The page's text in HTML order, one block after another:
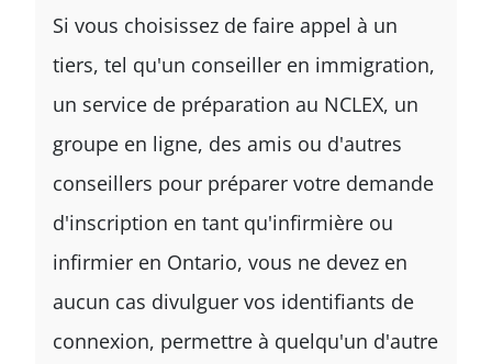
Si vous choisissez de faire appel à un
tiers, tel qu'un conseiller en immigration,
un service de préparation au NCLEX, un
groupe en ligne, des amis ou d'autres
conseillers pour préparer votre demande
d'inscription en tant qu'infirmière ou
infirmier en Ontario, vous ne devez en
aucun cas divulguer vos identifiants de
connexion, permettre à quelqu'un d'autre